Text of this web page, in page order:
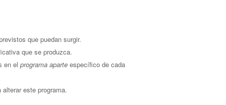
que puedan surgir.
que se produzca.
en el programa aparte específico de cada
este programa.